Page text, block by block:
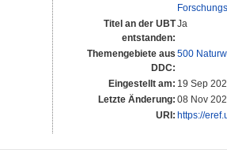
Titel an der UBT
entstanden:
Ja
Themengebiete aus
DDC:
500
Eingestellt am: 19 Sep
Letzte Änderung: 08 Nov
URI: https://